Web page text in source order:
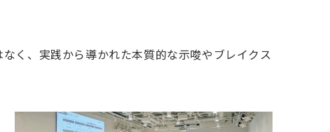
く、実践から導かれた本質的な示唆やブレイクス